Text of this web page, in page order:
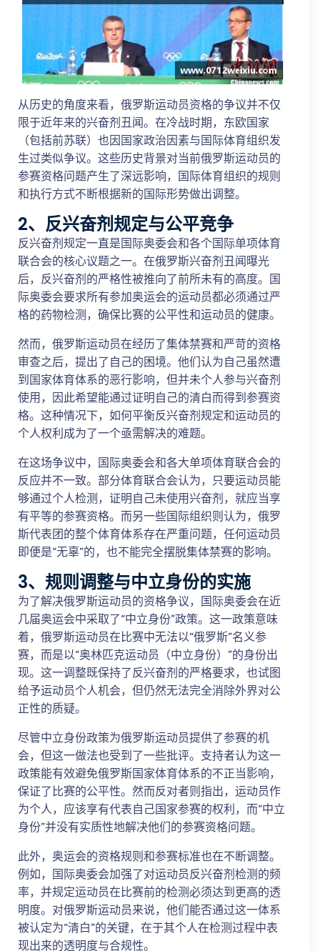
从历史的角度来看，俄罗斯运动员资格的争议并不仅
限于近年来的兴奋剂丑闻。在冷战时期，东欧国家
（包括前苏联）也因国家政治因素与国际体育组织发
生过类似争议。这些历史背景对当前俄罗斯运动员的
参赛资格问题产生了深远影响，国际体育组织的规则
和执行方式不断根据新的国际形势做出调整。
2、反兴奋剂规定与公平竞争
反兴奋剂规定一直是国际奥委会和各个国际单项体育
联合会的核心议题之一。在俄罗斯兴奋剂丑闻曝光
后，反兴奋剂的严格性被推向了前所未有的高度。国
际奥委会要求所有参加奥运会的运动员都必须通过严
格的药物检测，确保比赛的公平性和运动员的健康。
然而，俄罗斯运动员在经历了集体禁赛和严苛的资格
审查之后，提出了自己的困境。他们认为自己虽然遭
到国家体育体系的恶行影响，但并未个人参与兴奋剂
使用，因此希望能通过证明自己的清白而得到参赛资
格。这种情况下，如何平衡反兴奋剂规定和运动员的
个人权利成为了一个亟需解决的难题。
在这场争议中，国际奥委会和各大单项体育联合会的
反应并不一致。部分体育联合会认为，只要运动员能
够通过个人检测，证明自己未使用兴奋剂，就应当享
有平等的参赛资格。而另一些国际组织则认为，俄罗
斯代表团的整个体育体系存在严重问题，任何运动员
即便是“无辜”的，也不能完全摆脱集体禁赛的影响。
3、规则调整与中立身份的实施
为了解决俄罗斯运动员的资格争议，国际奥委会在近
几届奥运会中采取了“中立身份”政策。这一政策意味
着，俄罗斯运动员在比赛中无法以“俄罗斯”名义参
赛，而是以“奥林匹克运动员（中立身份）”的身份出
现。这一调整既保持了反兴奋剂的严格要求，也试图
给予运动员个人机会，但仍然无法完全消除外界对公
正性的质疑。
尽管中立身份政策为俄罗斯运动员提供了参赛的机
会，但这一做法也受到了一些批评。支持者认为这一
政策能有效避免俄罗斯国家体育体系的不正当影响，
保证了比赛的公平性。然而反对者则指出，运动员作
为个人，应该享有代表自己国家参赛的权利，而“中立
身份”并没有实质性地解决他们的参赛资格问题。
此外，奥运会的资格规则和参赛标准也在不断调整。
例如，国际奥委会加强了对运动员反兴奋剂检测的频
率，并规定运动员在比赛前的检测必须达到更高的透
明度。对俄罗斯运动员来说，他们能否通过这一体系
被认定为“清白”的关键，在于其个人在检测过程中表
现出来的透明度与合规性。